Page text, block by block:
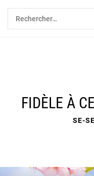
Skip
content
Rechercher :
FIDÈLE À
SE-